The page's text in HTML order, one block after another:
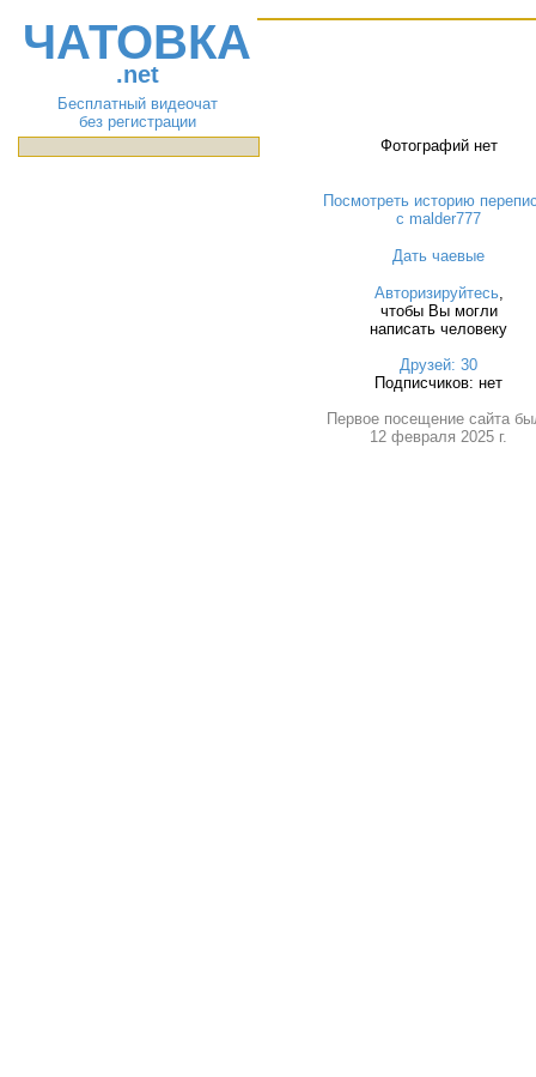
ЧАТОВКА
.net
Бесплатный видеочат
без регистрации
Фотографий нет
Посмотреть историю
с malder777
Дать чаевые
Авторизируйтесь,
чтобы Вы могли
написать человеку
Друзей: 30
Подписчиков: нет
Первое посещение сайта
12 февраля 2025 г.